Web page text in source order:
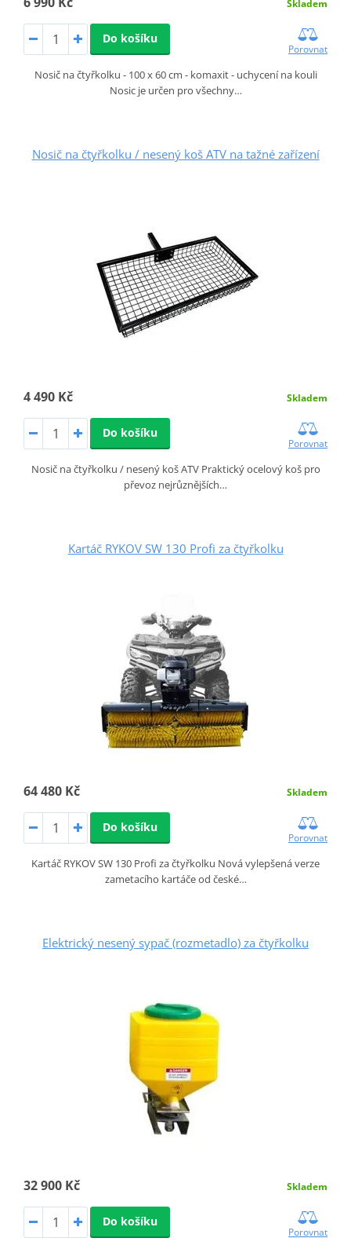
Skladem
Do košíku
Porovnat
Nosič na čtyřkolku - 100 x 60 cm - komaxit - uchycení na kouli
Nosic je určen pro všechny…
Nosič na čtyřkolku / nesený koš ATV na tažné zařízení
4 490 Kč Skladem
Do košíku
Porovnat
Nosič na čtyřkolku / nesený koš ATV Praktický ocelový koš pro
převoz nejrůznějších…
Kartáč RYKOV SW 130 Profi za čtyřkolku
64 480 Kč Skladem
Do košíku
Porovnat
Kartáč RYKOV SW 130 Profi za čtyřkolku Nová vylepšená verze
zametacího kartáče od české…
Elektrický nesený sypač (rozmetadlo) za čtyřkolku
32 900 Kč Skladem
Do košíku
Porovnat